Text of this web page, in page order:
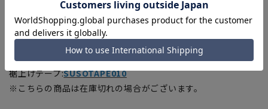
■こちらの商品はご購入時またはご購入後の裾上げが必要な商
品となります。裾上げテープは当サイトでご購入いただけま
す。
裾上げテープ:SUSOTAPE010
※こちらの商品は在庫切れの場合がございます。